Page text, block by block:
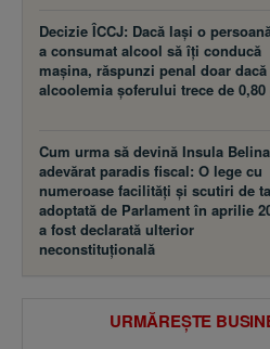
Decizie ÎCCJ: Dacă laşi o
a consumat alcool să îţi conducă
maşina, răspunzi penal doar dacă
alcoolemia şoferului trece de 0,80
Cum urma să devină Insula
adevărat paradis fiscal: O lege cu
numeroase facilităţi şi scutiri de
adoptată de Parlament în aprilie
a fost declarată ulterior
neconstituţională
URMĂREȘTE